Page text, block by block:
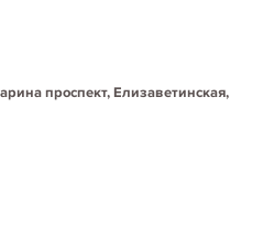
проспект, Елизаветинская,